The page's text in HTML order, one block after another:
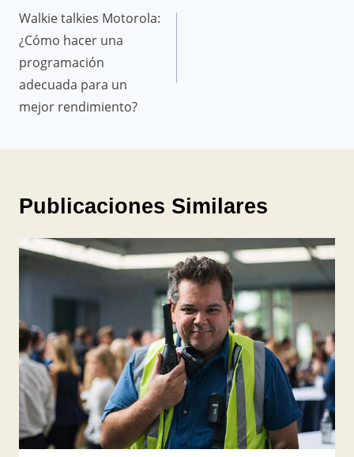
de
entradas
Walkie talkies Motorola:
¿Cómo hacer una
programación
adecuada para un
mejor rendimiento?
Publicaciones Similares